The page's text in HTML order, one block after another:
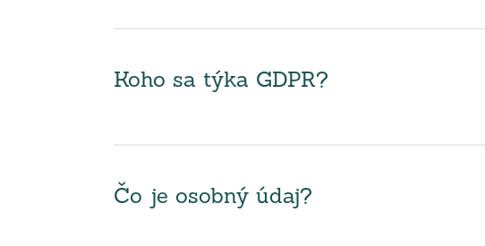
Koho sa týka GDPR?
Čo je osobný údaj?